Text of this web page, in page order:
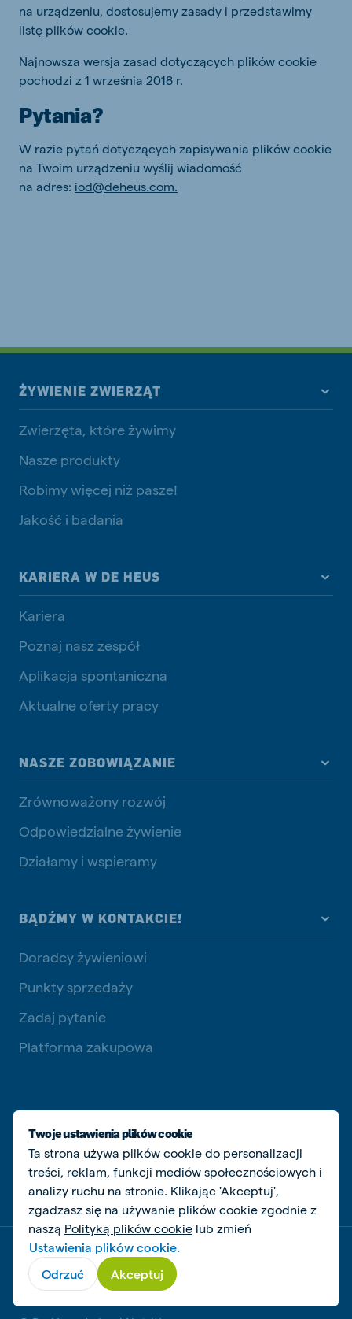
na urządzeniu, dostosujemy zasady i przedstawimy
listę plików cookie.
Najnowsza wersja zasad dotyczących plików cookie
pochodzi z 1 września 2018 r.
Pytania?
W razie pytań dotyczących zapisywania plików cookie
na Twoim urządzeniu wyślij wiadomość
na adres: iod@deheus.com.
ŻYWIENIE ZWIERZĄT
Zwierzęta, które żywimy
Nasze produkty
Robimy więcej niż pasze!
Jakość i badania
KARIERA W DE HEUS
Kariera
Poznaj nasz zespół
Aplikacja spontaniczna
Aktualne oferty pracy
NASZE ZOBOWIĄZANIE
Zrównoważony rozwój
Odpowiedzialne żywienie
Działamy i wspieramy
BĄDŹMY W KONTAKCIE!
Doradcy żywieniowi
Punkty sprzedaży
Zadaj pytanie
Platforma zakupowa
SOCIAL MEDIA
Dokumenty prawne i podatkowe
Polityka prywatności i plików cookie
Zarządzaj ciasteczkami
Twoje ustawienia plików cookie
Ta strona używa plików cookie do personalizacji
treści, reklam, funkcji mediów społecznościowych i
analizy ruchu na stronie. Klikając 'Akceptuj',
zgadzasz się na używanie plików cookie zgodnie z
naszą Polityką plików cookie lub zmień
Ustawienia plików cookie.
Odrzuć
Akceptuj